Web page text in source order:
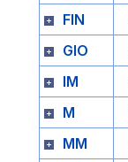
FIN
GIO
IM
M
MM